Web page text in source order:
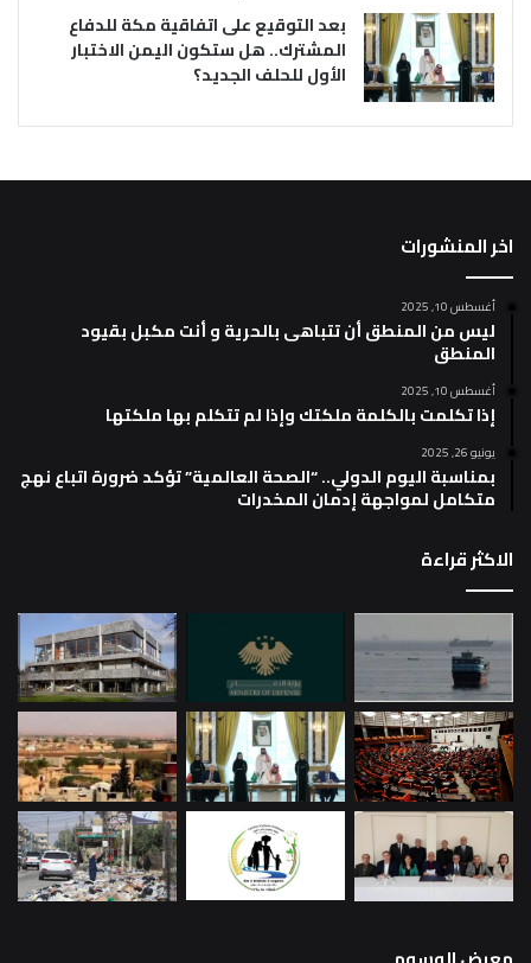
بعد التوقيع على اتفاقية مكة للدفاع
المشترك.. هل ستكون اليمن الاختبار
الأول للحلف الجديد؟
اخر المنشورات
أغسطس 10, 2025
ليس من المنطق أن تتباهى بالحرية و أنت مكبل بقيود
المنطق
أغسطس 10, 2025
إذا تكلمت بالكلمة ملكتك وإذا لم تتكلم بها ملكتها
يونيو 26, 2025
بمناسبة اليوم الدولي.. “الصحة العالمية” تؤكد ضرورة اتباع نهج
متكامل لمواجهة إدمان المخدرات
الاكثر قراءة